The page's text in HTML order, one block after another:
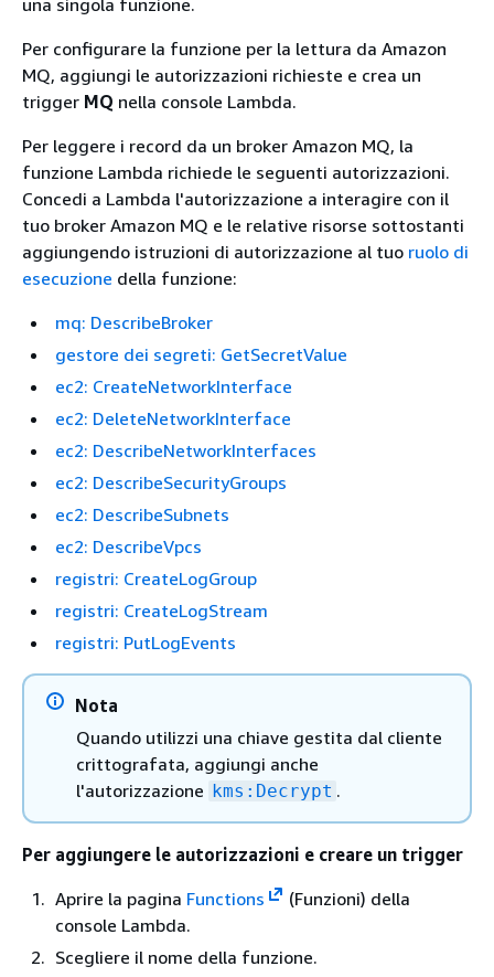
una singola funzione.
Per configurare la funzione per la lettura da Amazon
MQ, aggiungi le autorizzazioni richieste e crea un
trigger MQ nella console Lambda.
Per leggere i record da un broker Amazon MQ, la
funzione Lambda richiede le seguenti autorizzazioni.
Concedi a Lambda l'autorizzazione a interagire con il
tuo broker Amazon MQ e le relative risorse sottostanti
aggiungendo istruzioni di autorizzazione al tuo ruolo di
esecuzione della funzione:
mq: DescribeBroker
gestore dei segreti: GetSecretValue
ec2: CreateNetworkInterface
ec2: DeleteNetworkInterface
ec2: DescribeNetworkInterfaces
ec2: DescribeSecurityGroups
ec2: DescribeSubnets
ec2: DescribeVpcs
registri: CreateLogGroup
registri: CreateLogStream
registri: PutLogEvents
Nota
Quando utilizzi una chiave gestita dal cliente
crittografata, aggiungi anche
l'autorizzazione kms:Decrypt .
Per aggiungere le autorizzazioni e creare un trigger
Aprire la pagina Functions
(Funzioni) della
console Lambda.
Scegliere il nome della funzione.